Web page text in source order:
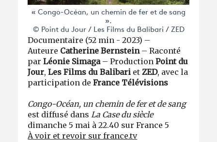
« Congo-Océan, un chemin de fer et de sang
».
© Point du Jour / Les Films du Balibari / ZED
Documentaire (52 min - 2023) –
Auteure Catherine Bernstein – Raconté
parLéonie Simaga– ProductionPoint du
Jour, Les Films du Balibari etZED, avec la
participation deFrance Télévisions
Congo-Océan, un chemin de fer et de sang
est diffusé dans La Case du siècle
dimanche 5 mai à 22.40 sur France 5
À voir et revoir sur france.tv